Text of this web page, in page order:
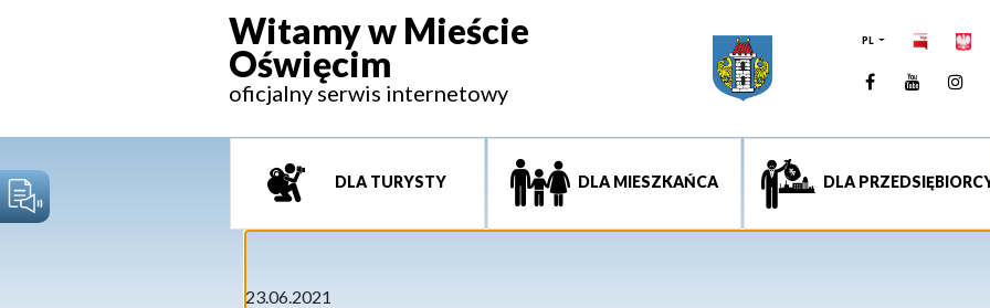
Witamy w Mieście
Oświęcim
oficjalny serwis internetowy
PL
Facebook
DLA TURYSTY DLA MIESZKAŃCA DLA
23.06.2021